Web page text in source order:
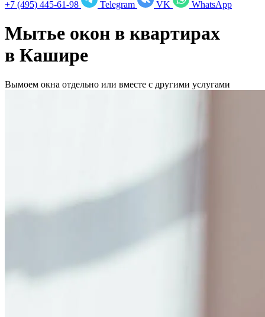
+7 (495) 445-61-98 Telegram VK WhatsApp
Мытье окон в квартирах
в Кашире
Вымоем окна отдельно или вместе с другими услугами